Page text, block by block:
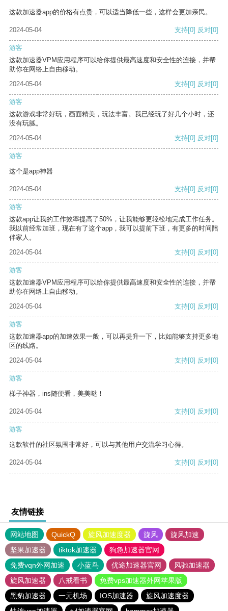
这款加速器app的价格有点贵，可以适当降低一些，这样会更加亲民。
2024-05-04 支持[0] 反对[0]
游客
这款加速器VPM应用程序可以给你提供最高速度和安全性的连接，并帮
助你在网络上自由移动。
2024-05-04
支持[0] 反对[0]
游客
这款游戏非常好玩，画面精美，玩法丰富。我已经玩了好几个小时，还
没有玩腻。
2024-05-04
支持[0] 反对[0]
游客
这个是app神器
2024-05-04 支持[0] 反对[0]
游客
这款app让我的工作效率提高了50%，让我能够更轻松地完成工作任务。
我以前经常加班，现在有了这个app，我可以提前下班，有更多的时间陪
伴家人。
2024-05-04
支持[0] 反对[0]
游客
这款加速器VPM应用程序可以给你提供最高速度和安全性的连接，并帮
助你在网络上自由移动。
2024-05-04
支持[0] 反对[0]
游客
这款加速器app的加速效果一般，可以再提升一下，比如能够支持更多地
区的线路。
2024-05-04
支持[0] 反对[0]
游客
梯子神器，ins随便看，美美哒！
2024-05-04 支持[0] 反对[0]
游客
这款软件的社区氛围非常好，可以与其他用户交流学习心得。
2024-05-04 支持[0] 反对[0]
友情链接
网站地图 QuickQ 旋风加速度器 旋风
旋风加速
坚果加速器
tiktok加速器
狗急加速器官网
免费vqn外网加速
小蓝鸟 优途加速器官网
风驰加速器
旋风加速器
八戒看书
免费vps加速器外网苹果版
黑豹加速器
一元机场 IOS加速器
旋风加速度器